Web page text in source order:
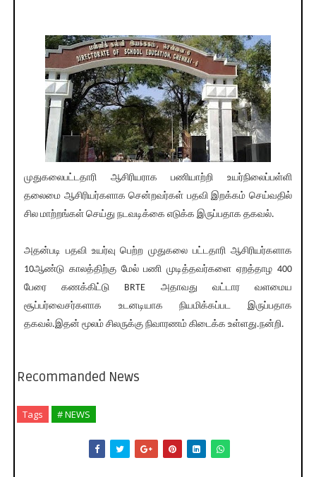
முதுகலைபட்டதாரி ஆசிரியராக பணியாற்றி உயர்நிலைப்பள்ளி
தலைமை ஆசிரியர்களாக சென்றவர்கள் பதவி இறக்கம் செய்வதில்
சில மாற்றங்கள் செய்து நடவடிக்கை எடுக்க இருப்பதாக தகவல்.
அதன்படி பதவி உயர்வு பெற்ற முதுகலை பட்டதாரி ஆசிரியர்களாக
10ஆண்டு காலத்திற்கு மேல் பணி முடித்தவர்களை ஏறத்தாழ 400
பேரை கணக்கிட்டு BRTE அதாவது வட்டார வளமைய
சூப்பர்வைசர்களாக உடனடியாக நியமிக்கப்பட இருப்பதாக
தகவல்.இதன் மூலம் சிலருக்கு நிவாரணம் கிடைக்க உள்ளது.நன்றி.
Recommanded News
Tags # NEWS